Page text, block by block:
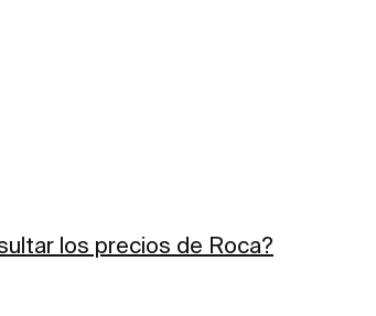
los precios de Roca?